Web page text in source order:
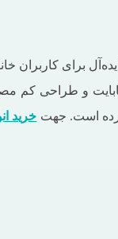
ایده‌آل برای
هستند. این مدل با داشتن ویژگی‌هایی مانند
کرده است. جهت خرید